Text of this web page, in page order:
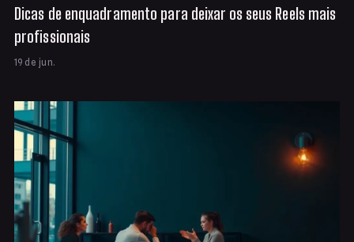
Dicas de enquadramento para deixar os seus Reels mais
profissionais
19 de jun.